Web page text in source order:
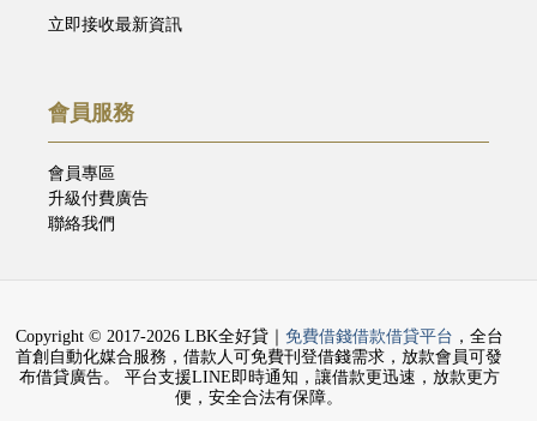
立即接收最新資訊
會員服務
會員專區
升級付費廣告
聯絡我們
Copyright © 2017-2026 LBK全好貸｜ 免費借錢借款借貸平台 ，全台
首創自動化媒合服務，借款人可免費刊登借錢需求，放款會員可發
布借貸廣告。 平台支援LINE即時通知，讓借款更迅速，放款更方
便，安全合法有保障。